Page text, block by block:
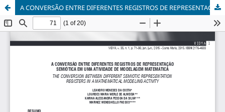
A CONVERSÃO ENTRE DIFERENTES REGISTROS DE REPRESENTAÇÃO SEMIÓTICA EM UMA ATIVIDADE DE MODELAGEM MATEMÁTICA